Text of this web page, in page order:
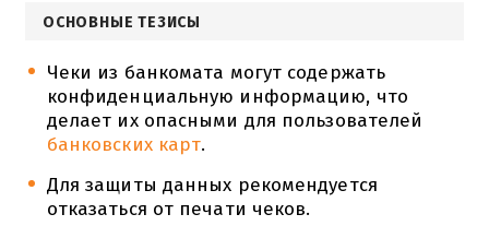
ОСНОВНЫЕ ТЕЗИСЫ
Чеки из банкомата могут содержать
конфиденциальную информацию, что
делает их опасными для пользователей
банковских карт.
Для защиты данных рекомендуется
отказаться от печати чеков.